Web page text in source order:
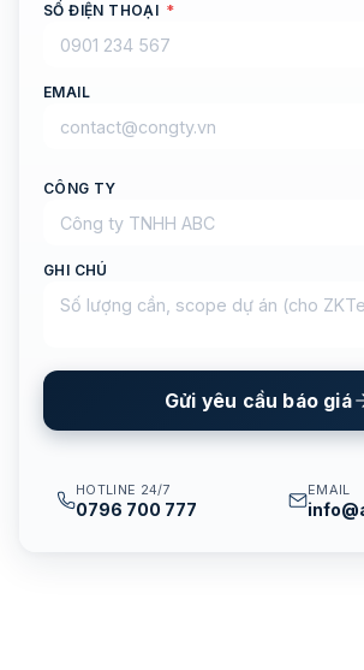
SỐ ĐIỆN THOẠI *
EMAIL
CÔNG TY
GHI CHÚ
Gửi yêu cầu báo giá
HOTLINE 24/7
0796 700 777
EMAIL